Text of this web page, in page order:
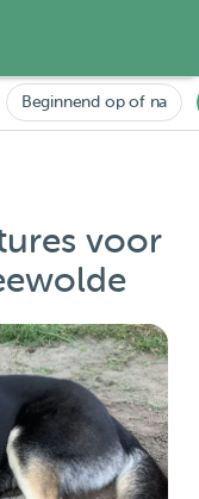
Beginnend op of na
voor